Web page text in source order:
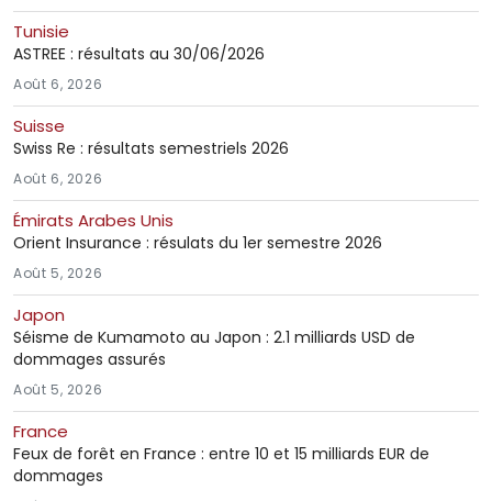
Tunisie
ASTREE : résultats au 30/06/2026
Août 6, 2026
Suisse
Swiss Re : résultats semestriels 2026
Août 6, 2026
Émirats Arabes Unis
Orient Insurance : résulats du 1er semestre 2026
Août 5, 2026
Japon
Séisme de Kumamoto au Japon : 2.1 milliards USD de
dommages assurés
Août 5, 2026
France
Feux de forêt en France : entre 10 et 15 milliards EUR de
dommages